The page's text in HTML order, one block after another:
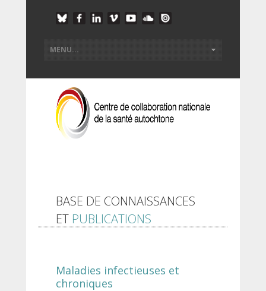
BASE DE CONNAISSANCES
ET PUBLICATIONS
Maladies infectieuses et
chroniques